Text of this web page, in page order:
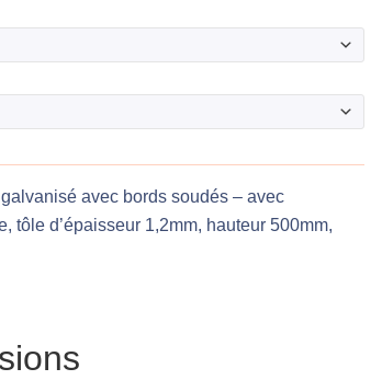
avec bords soudés – avec
tôle d’épaisseur 1,2mm, hauteur 500mm,